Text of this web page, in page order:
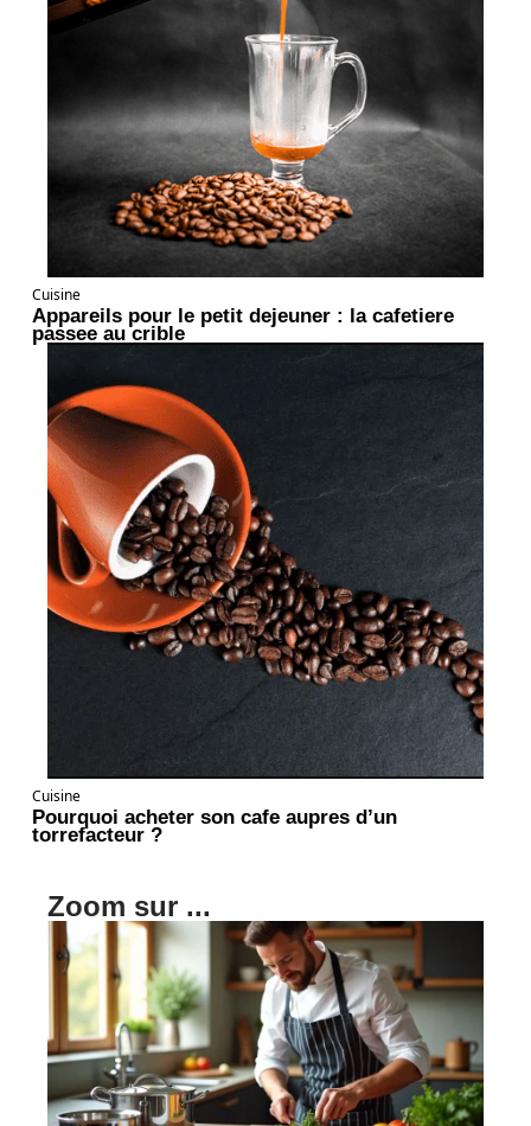
Cuisine
Appareils pour le petit dejeuner : la cafetiere
passee au crible
Cuisine
Pourquoi acheter son cafe aupres d’un
torrefacteur ?
Zoom sur ...